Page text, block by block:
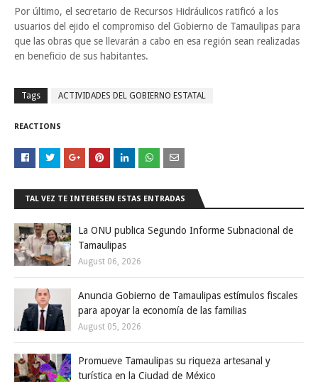
Por último, el secretario de Recursos Hidráulicos ratificó a los
usuarios del ejido el compromiso del Gobierno de Tamaulipas para
que las obras que se llevarán a cabo en esa región sean realizadas
en beneficio de sus habitantes.
Tags ACTIVIDADES DEL GOBIERNO ESTATAL
REACTIONS
TAL VEZ TE INTERESEN ESTAS ENTRADAS
La ONU publica Segundo Informe Subnacional de
Tamaulipas
August 06, 2026
Anuncia Gobierno de Tamaulipas estímulos fiscales
para apoyar la economía de las familias
August 05, 2026
Promueve Tamaulipas su riqueza artesanal y
turística en la Ciudad de México